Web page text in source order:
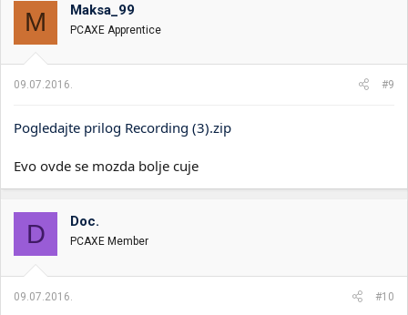
M Maksa_99
PCAXE Apprentice
09.07.2016. #9
Pogledajte prilog Recording (3).zip
Evo ovde se mozda bolje cuje
D Doc.
PCAXE Member
09.07.2016. #10